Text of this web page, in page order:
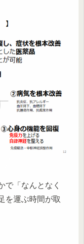
で「なんとなく
を運ぶ時間が取